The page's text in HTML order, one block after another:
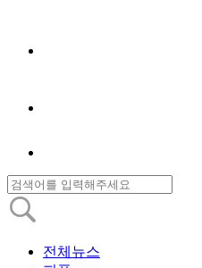
전체뉴스